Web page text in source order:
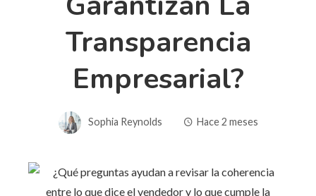
Transparencia
Empresarial?
Sophia Reynolds Hace 2 meses